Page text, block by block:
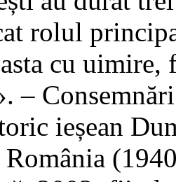
rolul
cu uimire,
–
ieșean